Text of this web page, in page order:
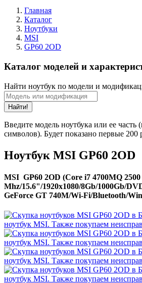
Главная
Каталог
Ноутбуки
MSI
GP60 2OD
Каталог моделей и
Найти ноутбук по модели и
Найти!
Введите модель ноутбука или ее часть
символов). Будет показано первые 200
Ноутбук MSI GP60 2OD
MSI GP60 2OD (Core i7 4700MQ 2500
Mhz/15.6"/1920x1080/8Gb/1000Gb/
GeForce GT 740M/Wi-Fi/Bluetooth/